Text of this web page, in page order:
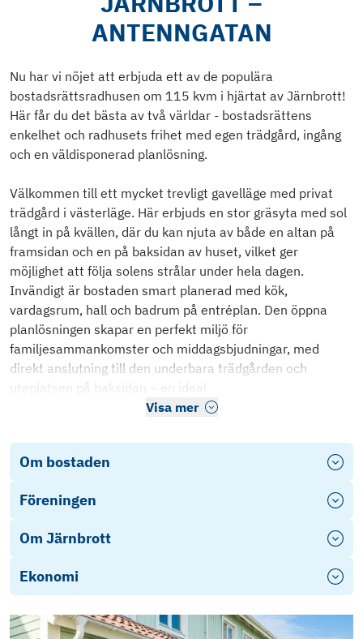
ANTENNGATAN
Nu har vi nöjet att erbjuda ett av de populära
bostadsrättsradhusen om 115 kvm i hjärtat av Järnbrott!
Här får du det bästa av två världar - bostadsrättens
enkelhet och radhusets frihet med egen trädgård, ingång
och en väldisponerad planlösning.
Välkommen till ett mycket trevligt gavelläge med privat
trädgård i västerläge. Här erbjuds en stor gräsyta med sol
långt in på kvällen, där du kan njuta av både en altan på
framsidan och en på baksidan av huset, vilket ger
möjlighet att följa solens strålar under hela dagen.
Invändigt är bostaden smart planerad med kök,
vardagsrum, hall och badrum på entréplan. Den öppna
planlösningen skapar en perfekt miljö för
familjesammankomster och middagsbjudningar, med
direkt anslutning till den underbara trädgården och
uteplatsen på baksidan – en ideal
Visa mer
Om bostaden
Föreningen
Om Järnbrott
Ekonomi